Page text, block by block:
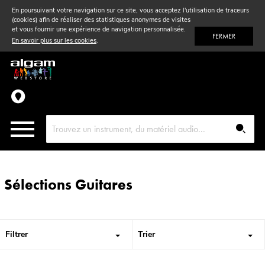
En poursuivant votre navigation sur ce site, vous acceptez l'utilisation de traceurs
(cookies) afin de réaliser des statistiques anonymes de visites
et vous fournir une expérience de navigation personnalisée.
En savoir plus sur les cookies. FERMER
Vent& Violon
Accessoires
Pièces détachées
Sélections Guitares
Trier
Filtrer